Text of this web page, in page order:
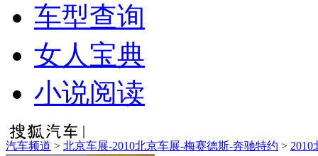
车型查询
女人宝典
小说阅读
汽车频道 > 北京车展-2010北京车展-梅赛德斯-奔驰特约 > 2010